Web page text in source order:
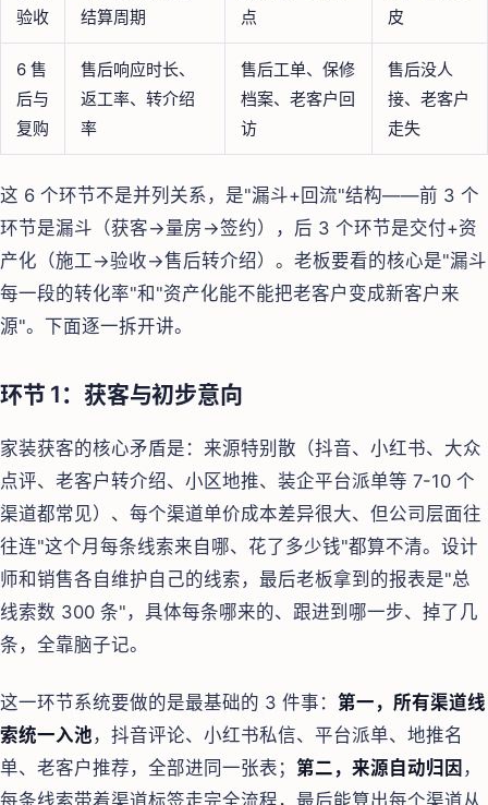
验收
结算周期
点
皮
6 售
后与
复购
售后响应时长、
返工率、转介绍
率
售后工单、保修
档案、老客户回
访
售后没人
接、老客户
走失
这 6 个环节不是并列关系，是"漏斗+回流"结构——前 3 个
环节是漏斗（获客→量房→签约），后 3 个环节是交付+资
产化（施工→验收→售后转介绍）。老板要看的核心是"漏斗
每一段的转化率"和"资产化能不能把老客户变成新客户来
源"。下面逐一拆开讲。
环节 1：获客与初步意向
家装获客的核心矛盾是：来源特别散（抖音、小红书、大众
点评、老客户转介绍、小区地推、装企平台派单等 7-10 个
渠道都常见）、每个渠道单价成本差异很大、但公司层面往
往连"这个月每条线索来自哪、花了多少钱"都算不清。设计
师和销售各自维护自己的线索，最后老板拿到的报表是"总
线索数 300 条"，具体每条哪来的、跟进到哪一步、掉了几
条，全靠脑子记。
这一环节系统要做的是最基础的 3 件事： 第一，所有渠道线
索统一入池 ，抖音评论、小红书私信、平台派单、地推名
单、老客户推荐，全部进同一张表； 第二，来源自动归因 ，
每条线索带着渠道标签走完全流程，最后能算出每个渠道从